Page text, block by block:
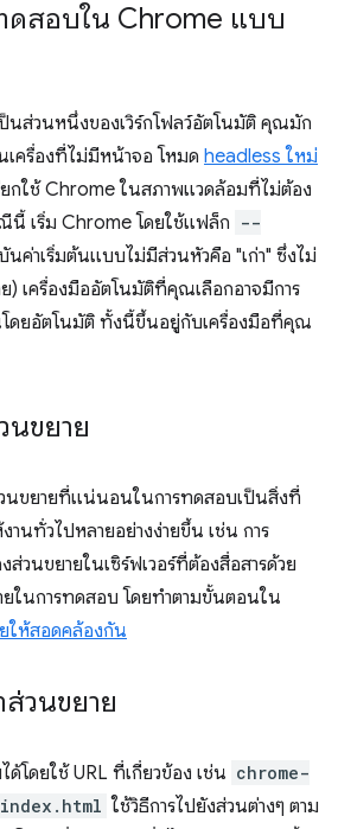
ทดสอบใน Chrome แบบ
ป็นส่วนหนึ่งของเวิร์กโฟลว์อัตโนมัติ คุณมัก
เครื่องที่ไม่มีหน้าจอ โหมด headless ใหม่
กใช้ Chrome ในสภาพแวดล้อมที่ไม่ต้อง
นี้ เริ่ม Chrome โดยใช้แฟล็ก --
นค่าเริ่มต้นแบบไม่มีส่วนหัวคือ "เก่า" ซึ่งไม่
) เครื่องมืออัตโนมัติที่คุณเลือกอาจมีการ
ดยอัตโนมัติ ทั้งนี้ขึ้นอยู่กับเครื่องมือที่คุณ
นขยาย
นขยายที่แน่นอนในการทดสอบเป็นสิ่งที่
านทั่วไปหลายอย่างง่ายขึ้น เช่น การ
วนขยายในเซิร์ฟเวอร์ที่ต้องสื่อสารด้วย
ยในการทดสอบ โดยทำตามขั้นตอนใน
ให้สอดคล้องกัน
วนขยาย
โดยใช้ URL ที่เกี่ยวข้อง เช่น chrome-
ใช้วิธีการไปยังส่วนต่างๆ ตาม